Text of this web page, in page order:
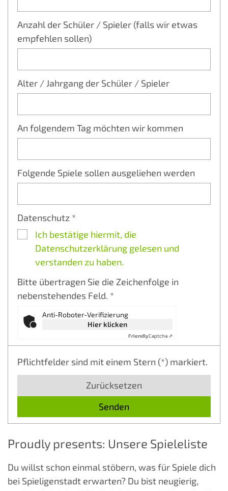
Anzahl der Schüler / Spieler (falls wir etwas
empfehlen sollen)
Alter / Jahrgang der Schüler / Spieler
An folgendem Tag möchten wir kommen
Folgende Spiele sollen ausgeliehen werden
Datenschutz *
Ich bestätige hiermit, die
Datenschutzerklärung gelesen und
verstanden zu haben.
Bitte übertragen Sie die Zeichenfolge in
nebenstehendes Feld. *
Anti-Roboter-Verifizierung
Hier klicken
FriendlyCaptcha ⇗
Pflichtfelder sind mit einem Stern (*) markiert.
Zurücksetzen
Proudly presents: Unsere Spieleliste
Du willst schon einmal stöbern, was für Spiele dich
bei Spieligenstadt erwarten? Du bist neugierig,